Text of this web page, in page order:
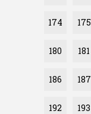
174 175
180 181
186 187
192 193